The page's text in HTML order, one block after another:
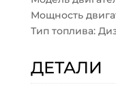
Мощность
Тип топлива:
ДЕТАЛИ